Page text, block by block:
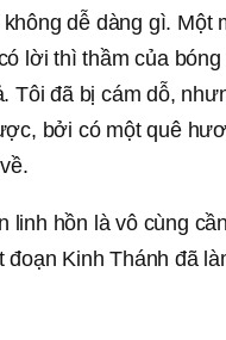
dễ dàng gì. Một
lời thì thầm của
Tôi đã bị cám dỗ,
bởi có một quê
linh hồn là vô cùng
đoạn Kinh Thánh đã